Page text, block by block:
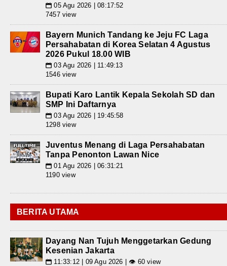
📅 05 Agu 2026 | 08:17:52
7457 view
Bayern Munich Tandang ke Jeju FC Laga
Persahabatan di Korea Selatan 4 Agustus
2026 Pukul 18.00 WIB
📅 03 Agu 2026 | 11:49:13
1546 view
Bupati Karo Lantik Kepala Sekolah SD dan
SMP Ini Daftarnya
📅 03 Agu 2026 | 19:45:58
1298 view
Juventus Menang di Laga Persahabatan
Tanpa Penonton Lawan Nice
📅 01 Agu 2026 | 06:31:21
1190 view
BERITA UTAMA
Dayang Nan Tujuh Menggetarkan Gedung
Kesenian Jakarta
📅 11:33:12 | 09 Agu 2026 | 👁 60 view